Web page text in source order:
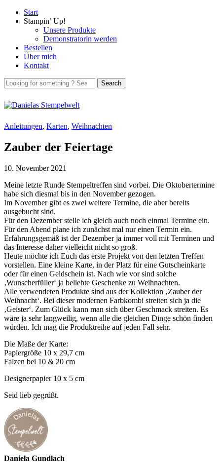
Start
Stampin’ Up!
Unsere Produkte
Demonstratorin werden
Bestellen
Über mich
Kontakt
Anleitungen, Karten, Weihnachten
Zauber der Feiertage
10. November 2021
Meine letzte Runde Stempeltreffen sind vorbei. Die Oktobertermine
habe sich diesmal bis in den November gezogen.
Im November gibt es zwei weitere Termine, die aber bereits
ausgebucht sind.
Für den Dezember stelle ich gleich auch noch einmal Termine ein.
Für den Abend plane ich zunächst mal nur einen Termin ein.
Erfahrungsgemäß ist der Dezember ja immer voll mit Terminen und
das Interesse daher vielleicht nicht so groß.
Heute möchte ich Euch das erste Projekt von den letzten Treffen
vorstellen. Eine kleine Karte, in der Platz für eine Gutscheinkarte
oder für einen Geldschein ist. Nach wie vor sind solche
‚Wunscherfüller‘ ja beliebte Geschenke zu Weihnachten.
Alle verwendeten Produkte sind aus der Kollektion ‚Zauber der
Weihnacht‘. Bei dieser modernen Farbkombi streiten sich ja die
‚Geister‘. Zum Glück kann man sich über Geschmack streiten. Es
wäre ja sehr langweilig, wenn alle die gleichen Dinge schön finden
würden. Ich mag die Produktreihe auf jeden Fall sehr.
Die Maße der Karte:
Papiergröße 10 x 29,7 cm
Falzen bei 10 & 20 cm
Designerpapier 10 x 5 cm
Seid lieb gegrüßt.
Daniela Gundlach